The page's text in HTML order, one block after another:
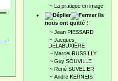
~ La pratique en image
Ils
nous ont quitté !
~ Jean PIESSARD
~ Jacques
DELABUXIÈRE
~ Marcel RUSSILLY
~ Guy SOUVILLE
~ René SUVELIER
~ Andre KERNEIS